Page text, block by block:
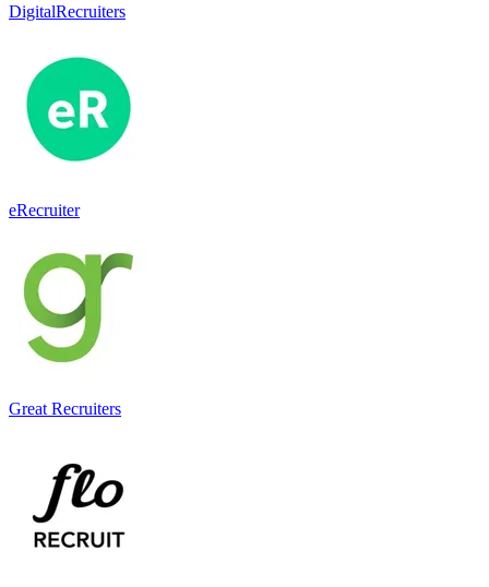
DigitalRecruiters
eRecruiter
Great Recruiters